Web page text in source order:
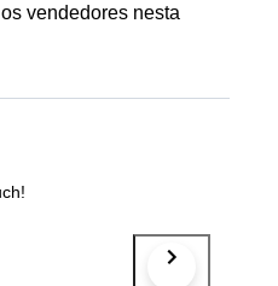
vendedores nesta